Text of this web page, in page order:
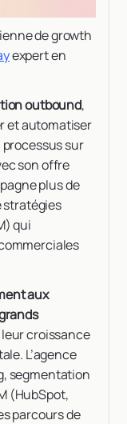
de growth
expert en
outbound,
et automatiser
sur
son offre
plus de
stratégies
qui
aux
croissance
L’agence
segmentation
(HubSpot,
parcours de